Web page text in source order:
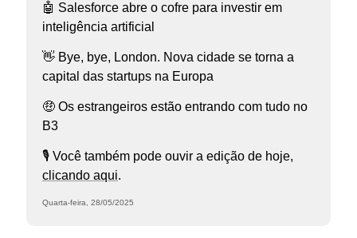
🤖 Salesforce abre o cofre para investir em
inteligência artificial
👋 Bye, bye, London. Nova cidade se torna a
capital das startups na Europa
🤑 Os estrangeiros estão entrando com tudo no
B3
🎙️ Você também pode ouvir a edição de hoje,
clicando aqui.
Quarta-feira, 28/05/2025